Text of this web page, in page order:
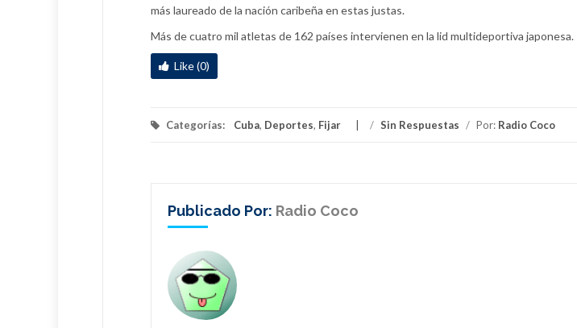
más laureado de la nación caribeña en estas justas.
Más de cuatro mil atletas de 162 países intervienen en la lid multideportiva japonesa.
Like (0)
Categorías: Cuba, Deportes, Fijar / Sin Respuestas / Por: Radio Coco
Publicado Por: Radio Coco